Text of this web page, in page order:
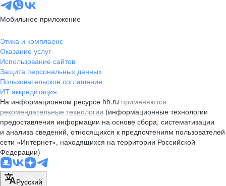
Мобильное приложение
Этика и комплаенс
Оказание услуг
Использование сайтов
Защита персональных данных
Пользовательское соглашение
ИТ аккредитация
На информационном ресурсе hh.ru применяются
рекомендательные технологии (информационные технологии
предоставления информации на основе сбора, систематизации
и анализа сведений, относящихся к предпочтениям пользователей
сети «Интернет», находящихся на территории Российской
Федерации)
Русский